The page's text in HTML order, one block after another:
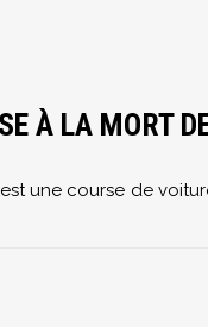
À LA MORT
une course de